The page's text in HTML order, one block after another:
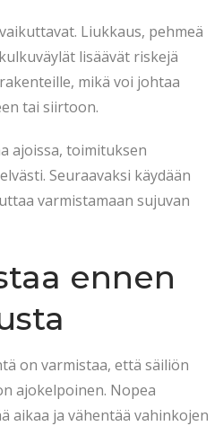
Liukkaus, pehmeä
lisäävät riskejä
mikä voi johtaa
tai siirtoon.
ajoissa, toimituksen
Seuraavaksi käydään
varmistamaan sujuvan
ennen
on varmistaa, että säiliön
ajokelpoinen. Nopea
aikaa ja vähentää vahinkojen